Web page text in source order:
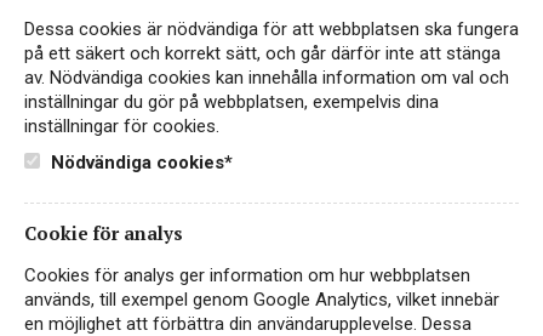
P.LEX Pinot Grigio
VITT VIN
ITALIEN, DELLE VENEZIE
Dessa cookies är nödvändiga för att webbplatsen ska fungera
på ett säkert och korrekt sätt, och går därför inte att stänga
av. Nödvändiga cookies kan innehålla information om val och
inställningar du gör på webbplatsen, exempelvis dina
inställningar för cookies.
Nödvändiga cookies*
Cookie för analys
Cookies för analys ger information om hur webbplatsen
används, till exempel genom Google Analytics, vilket innebär
en möjlighet att förbättra din användarupplevelse. Dessa